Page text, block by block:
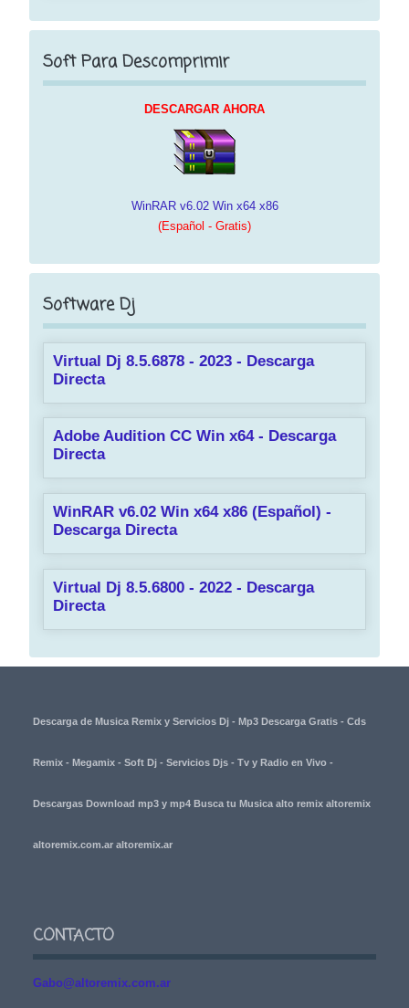
Soft Para Descomprimir
DESCARGAR AHORA
WinRAR v6.02 Win x64 x86
(Español - Gratis)
Software Dj
Virtual Dj 8.5.6878 - 2023 - Descarga
Directa
Adobe Audition CC Win x64 - Descarga
Directa
WinRAR v6.02 Win x64 x86 (Español) -
Descarga Directa
Virtual Dj 8.5.6800 - 2022 - Descarga
Directa
Descarga de Musica Remix y Servicios Dj - Mp3 Descarga Gratis - Cds
Remix - Megamix - Soft Dj - Servicios Djs - Tv y Radio en Vivo -
Descargas Download mp3 y mp4 Busca tu Musica alto remix altoremix
altoremix.com.ar altoremix.ar
CONTACTO
Gabo@altoremix.com.ar